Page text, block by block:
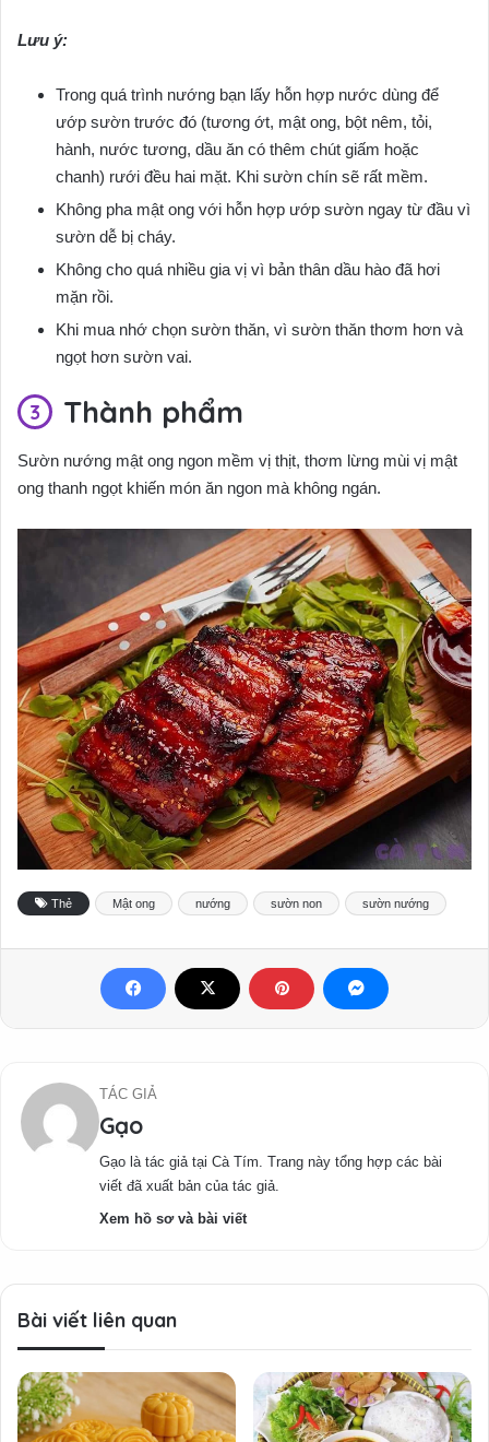
Lưu ý:
Trong quá trình nướng bạn lấy hỗn hợp nước dùng để
ướp sườn trước đó (tương ớt, mật ong, bột nêm, tỏi,
hành, nước tương, dầu ăn có thêm chút giấm hoặc
chanh) rưới đều hai mặt. Khi sườn chín sẽ rất mềm.
Không pha mật ong với hỗn hợp ướp sườn ngay từ đầu vì
sườn dễ bị cháy.
Không cho quá nhiều gia vị vì bản thân dầu hào đã hơi
mặn rồi.
Khi mua nhớ chọn sườn thăn, vì sườn thăn thơm hơn và
ngọt hơn sườn vai.
Thành phẩm
Sườn nướng mật ong ngon mềm vị thịt, thơm lừng mùi vị mật
ong thanh ngọt khiến món ăn ngon mà không ngán.
Thẻ Mật ong nướng sườn non sườn nướng
TÁC GIẢ
Gạo
Gạo là tác giả tại Cà Tím. Trang này tổng hợp các bài
viết đã xuất bản của tác giả.
Xem hồ sơ và bài viết
Bài viết liên quan